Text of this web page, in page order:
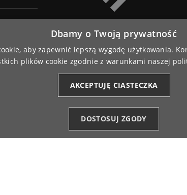
Dbamy o Twoją prywatność
aby zapewnić lepszą wygodę użytkowania.
plików cookie zgodnie z warunkami naszej
AKCEPTUJĘ CIASTECZKA
DOSTOSUJ ZGODY